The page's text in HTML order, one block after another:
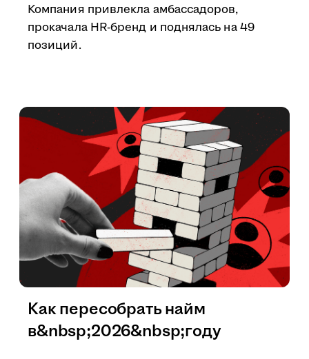
Компания привлекла амбассадоров,
прокачала HR-бренд и поднялась на 49
позиций.
Как пересобрать найм
в&nbsp;2026&nbsp;году